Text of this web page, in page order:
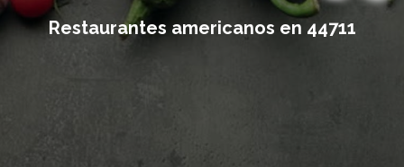
Restaurantes americanos en 44711